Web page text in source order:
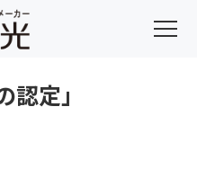
定」